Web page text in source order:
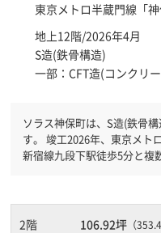
東京メトロ半蔵門線「
地上12階/2026年4月
S造(鉄骨構造)
一部：CFT造(コンクリ
ソラス神保町は、S造(鉄骨
す。 竣工2026年、東京メトロ半蔵門線神保町駅徒歩3分です。都営
新宿線九段下駅徒歩5分と複
す。駐車場完備なので、車
１００坪以上ある大型ビル
2階 106.92坪 （